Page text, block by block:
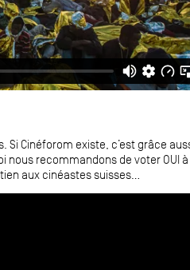
Cinéforom existe, c’est grâce
nous recommandons de voter OUI
aux cinéastes suisses...